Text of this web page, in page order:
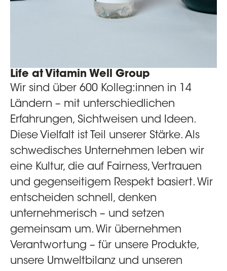
Life at Vitamin Well Group
Wir sind über 600 Kolleg:innen in 14
Ländern – mit unterschiedlichen
Erfahrungen, Sichtweisen und Ideen.
Diese Vielfalt ist Teil unserer Stärke. Als
schwedisches Unternehmen leben wir
eine Kultur, die auf Fairness, Vertrauen
und gegenseitigem Respekt basiert. Wir
entscheiden schnell, denken
unternehmerisch – und setzen
gemeinsam um. Wir übernehmen
Verantwortung – für unsere Produkte,
unsere Umweltbilanz und unseren